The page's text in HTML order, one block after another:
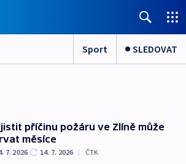
Sport SLEDOVAT
příčinu požáru ve Zlíně může
měsíce
7. 2026 14. 7. 2026 | ČTK